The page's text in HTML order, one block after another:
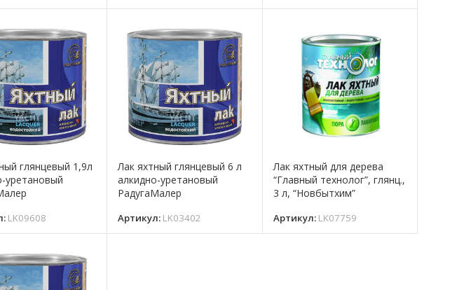
глянцевый 1,9л
уретановый
LK09608
Лак яхтный глянцевый 6 л
алкидно-уретановый
РадугаМалер
Артикул: LK03402
Лак яхтный для дерева
“Главный технолог”, глянц.,
3 л, “Новбытхим”
Артикул: LK07759